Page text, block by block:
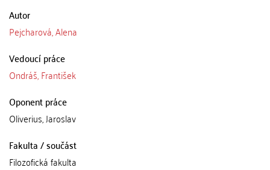
Autor
Pejcharová, Alena
Vedoucí práce
Ondráš, František
Oponent práce
Oliverius, Jaroslav
Fakulta / součást
Filozofická fakulta